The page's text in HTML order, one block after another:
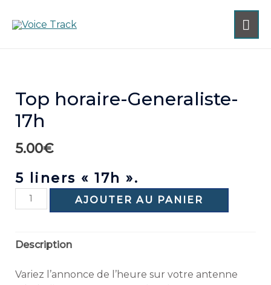
Top horaire-Generaliste-
17h
5.00€
5 liners « 17h ».
AJOUTER AU PANIER
Description
Variez l’annonce de l’heure sur votre antenne